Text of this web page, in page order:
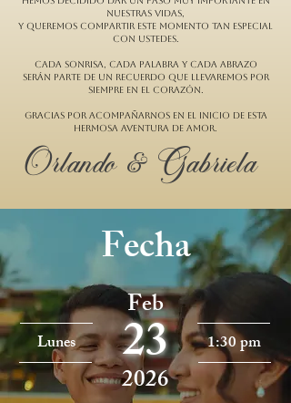
nuestras vidas,
y queremos compartir este momento tan especial
con ustedes.
Cada sonrisa, cada palabra y cada abrazo
serán parte de un recuerdo que llevaremos por
siempre en el corazón.
Gracias por acompañarnos en el inicio de esta
hermosa aventura de amor.
Orlando & Gabriela
Fecha
Lunes 23
Feb
2026
1:30 pm